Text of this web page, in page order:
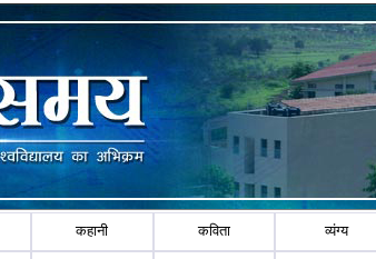
कहानी कविता व्यंग्य